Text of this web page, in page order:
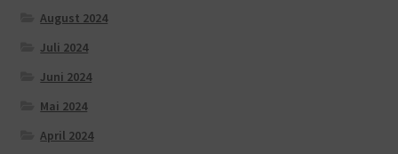
August 2024
Juli 2024
Juni 2024
Mai 2024
April 2024